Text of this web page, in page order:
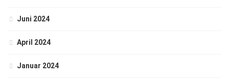
Juni 2024
April 2024
Januar 2024